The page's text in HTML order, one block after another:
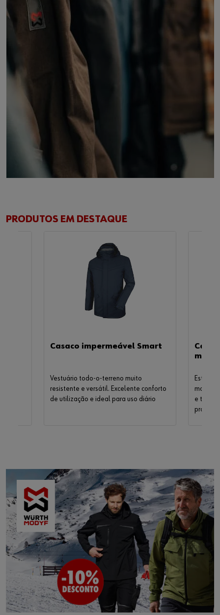
PRODUTOS EM DESTAQUE
Casaco impermeável Smart
Vestuário todo-o-terreno muito
resistente e versátil. Excelente conforto
de utilização e ideal para uso diário
Este
e tem
prova